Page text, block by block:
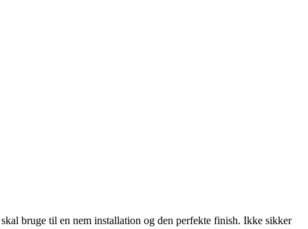
bruge til en nem installation og den perfekte finish. Ikke sikker